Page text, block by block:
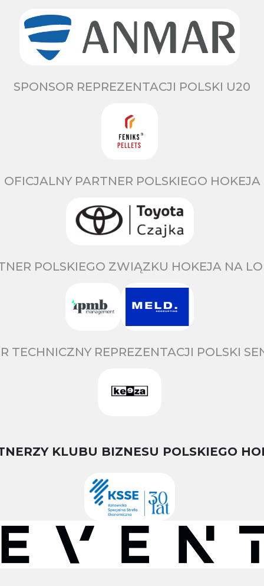
SPONSOR REPREZENTACJI POLSKI U20
OFICJALNY PARTNER POLSKIEGO HOKEJA
POLSKIEGO ZWIĄZKU HOKEJA NA
TECHNICZNY REPREZENTACJI POLSKI
KLUBU BIZNESU POLSKIEGO